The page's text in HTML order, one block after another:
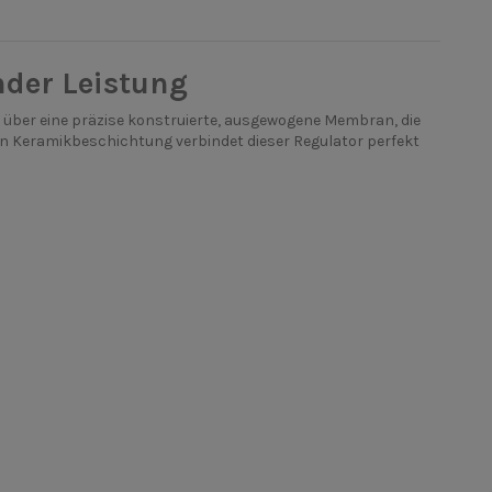
Leistung
eine präzise konstruierte, ausgewogene Membran, die
Keramikbeschichtung verbindet dieser Regulator perfekt